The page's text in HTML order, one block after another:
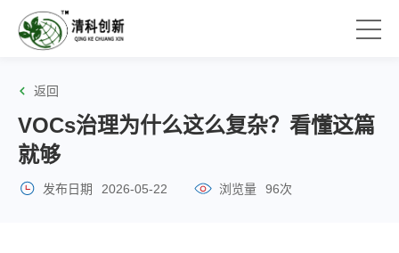
返回
VOCs治理为什么这么复杂？看懂这篇
就够
发布日期 2026-05-22 浏览量 96次